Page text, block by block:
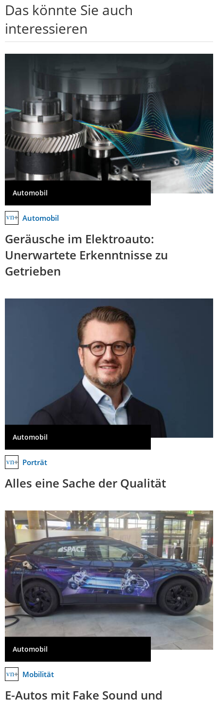
Das könnte Sie auch
interessieren
Automobil
Automobil
Geräusche im Elektroauto:
Unerwartete Erkenntnisse zu
Getrieben
Automobil
Porträt
Alles eine Sache der Qualität
Automobil
Mobilität
E-Autos mit Fake Sound und